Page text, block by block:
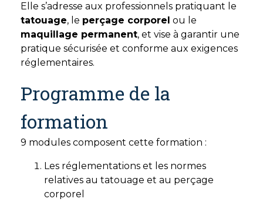
Elle s’adresse aux professionnels pratiquant le
tatouage, le perçage corporel ou le
maquillage permanent, et vise à garantir une
pratique sécurisée et conforme aux exigences
réglementaires.
Programme de la
formation
9 modules composent cette formation :
Les réglementations et les normes
relatives au tatouage et au perçage
corporel